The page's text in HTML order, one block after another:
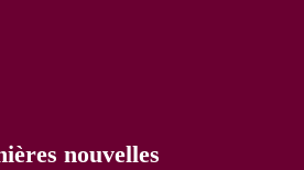
nouvelles